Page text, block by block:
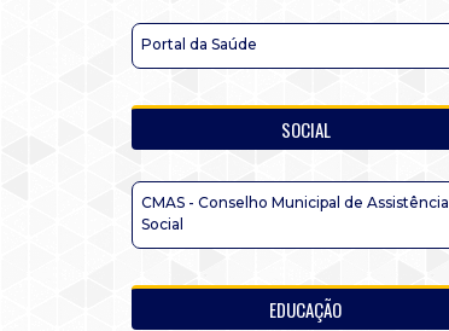
Portal da Saúde
SOCIAL
CMAS - Conselho Municipal de Assistência
Social
EDUCAÇÃO